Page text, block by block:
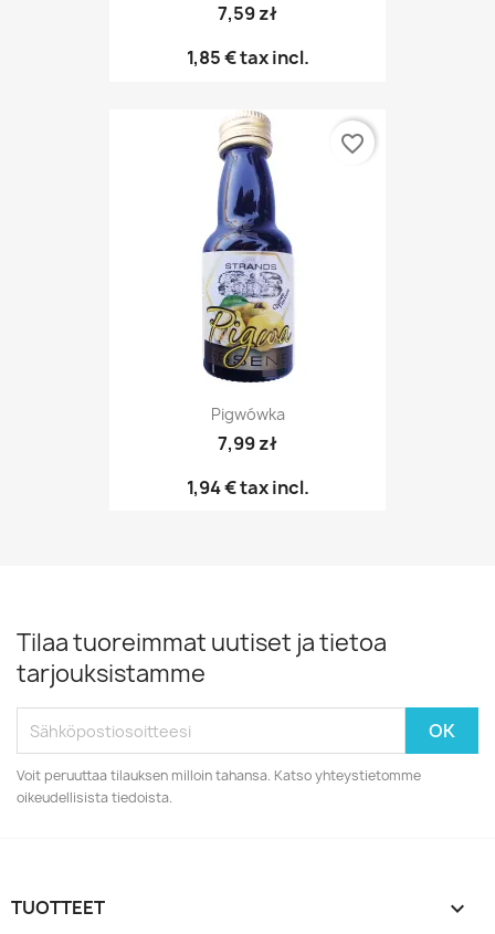
7,59 zł
1,85 €tax incl.
Pigwówka
7,99 zł
1,94 €tax incl.
favorite_border
Tilaa tuoreimmat uutiset ja tietoa
tarjouksistamme
Voit peruuttaa tilauksen milloin tahansa. Katso yhteystietomme
oikeudellisista tiedoista.
TUOTTEET 